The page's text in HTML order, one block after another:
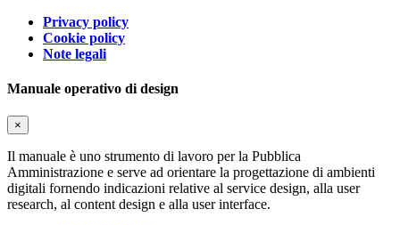
Privacy policy
Cookie policy
Note legali
Manuale operativo di design
×
Il manuale è uno strumento di lavoro per la Pubblica
Amministrazione e serve ad orientare la progettazione di ambienti
digitali fornendo indicazioni relative al service design, alla user
research, al content design e alla user interface.